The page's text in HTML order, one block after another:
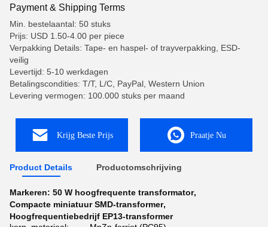
Payment & Shipping Terms
Min. bestelaantal: 50 stuks
Prijs: USD 1.50-4.00 per piece
Verpakking Details: Tape- en haspel- of trayverpakking, ESD-
veilig
Levertijd: 5-10 werkdagen
Betalingscondities: T/T, L/C, PayPal, Western Union
Levering vermogen: 100.000 stuks per maand
Krijg Beste Prijs Praatje Nu
Product Details Productomschrijving
Markeren: 50 W hoogfrequente transformator,
Compacte miniatuur SMD-transformer,
Hoogfrequentiebedrijf EP13-transformer